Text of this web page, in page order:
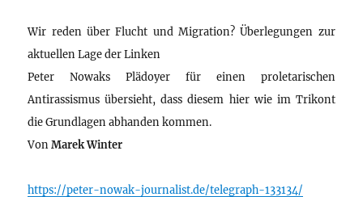
Wir reden über Flucht und Migration? Überlegungen zur
aktuellen Lage der Linken
Peter Nowaks Plädoyer für einen proletarischen
Antirassismus übersieht, dass diesem hier wie im Trikont
die Grundlagen abhanden kommen.
VonMarek Winter
https://peter-nowak-journalist.de/telegraph-133134/